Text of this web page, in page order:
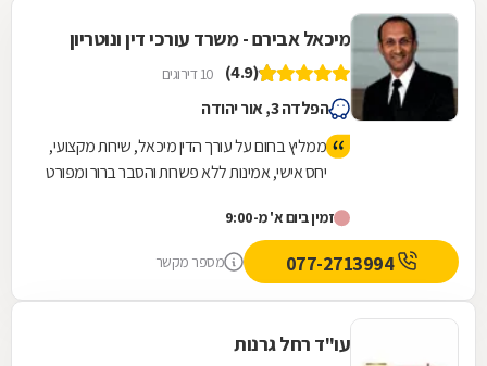
מיכאל אבירם - משרד עורכי דין ונוטריון
(4.9) 10 דירוגים
הפלדה 3, אור יהודה
ממליץ בחום על עורך הדין מיכאל, שירות מקצועי,
יחס אישי, אמינות ללא פשרות והסבר ברור ומפורט
זמין ביום א' מ-9:00
077-2713994 מספר מקשר
עו"ד רחל גרנות